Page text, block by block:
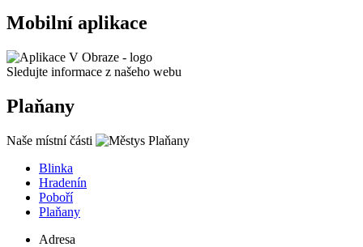
Mobilní aplikace
Sledujte informace z našeho webu
Plaňany
Naše místní části
Blinka
Hradenín
Poboří
Plaňany
Adresa